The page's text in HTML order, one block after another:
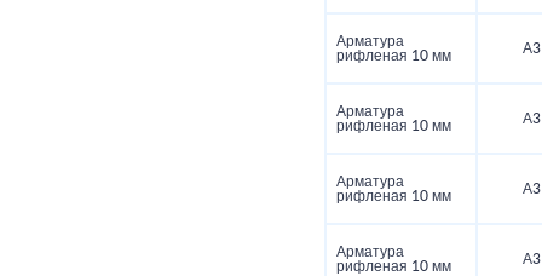
Арматура
рифленая 10 мм
А3
Арматура
рифленая 10 мм
А3
Арматура
рифленая 10 мм
А3
Арматура
рифленая 10 мм
А3